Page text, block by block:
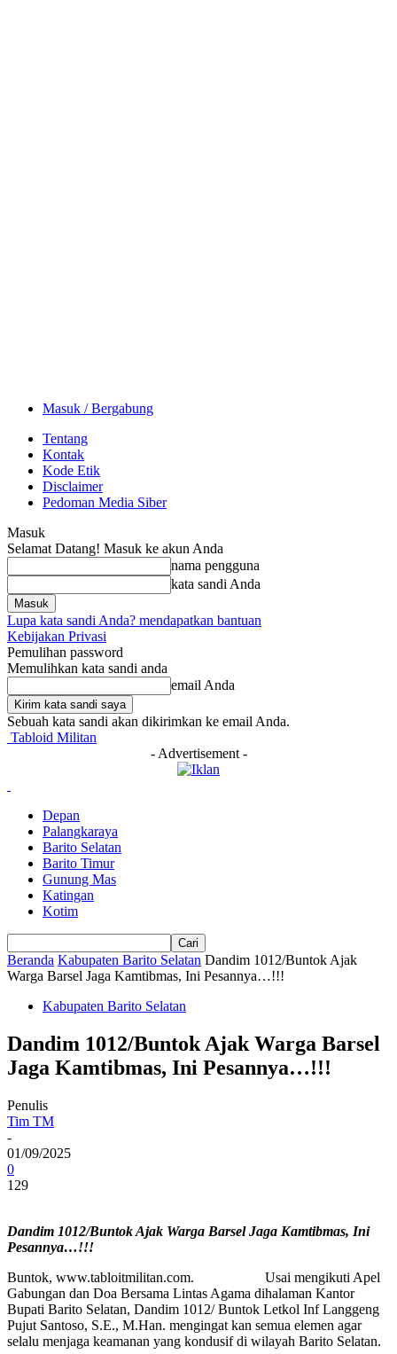
Masuk / Bergabung
Tentang
Kontak
Kode Etik
Disclaimer
Pedoman Media Siber
Masuk
Selamat Datang! Masuk ke akun Anda
nama pengguna
kata sandi Anda
Lupa kata sandi Anda? mendapatkan bantuan
Kebijakan Privasi
Pemulihan password
Memulihkan kata sandi anda
email Anda
Sebuah kata sandi akan dikirimkan ke email Anda.
Tabloid Militan
- Advertisement -
Depan
Palangkaraya
Barito Selatan
Barito Timur
Gunung Mas
Katingan
Kotim
Beranda Kabupaten Barito Selatan Dandim 1012/Buntok Ajak
Warga Barsel Jaga Kamtibmas, Ini Pesannya…!!!
Kabupaten Barito Selatan
Dandim 1012/Buntok Ajak Warga Barsel
Jaga Kamtibmas, Ini Pesannya…!!!
Penulis
Tim TM
-
01/09/2025
0
129
Dandim 1012/Buntok Ajak Warga Barsel Jaga Kamtibmas, Ini
Pesannya…!!!
Buntok, www.tabloitmilitan.com. Usai mengikuti Apel
Gabungan dan Doa Bersama Lintas Agama dihalaman Kantor
Bupati Barito Selatan, Dandim 1012/ Buntok Letkol Inf Langgeng
Pujut Santoso, S.E., M.Han. mengingat kan semua elemen agar
selalu menjaga keamanan yang kondusif di wilayah Barito Selatan.